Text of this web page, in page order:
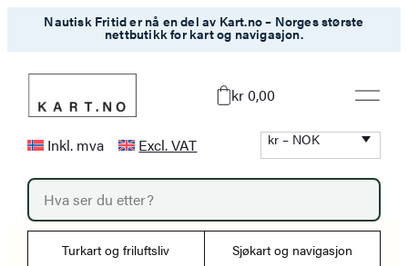
Nautisk Fritid er nå en del av Kart.no – Norges største
nettbutikk for kart og navigasjon.
kr 0,00
Inkl. mva Excl. VAT kr – NOK
P
o
d
Turkart og friluftsliv Sjøkart og navigasjon